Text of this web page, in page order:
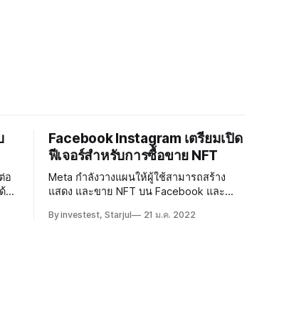
อ
Facebook Instagram เตรียมเปิด
ฟีเจอร์สำหรับการซื้อขาย NFT
Meta กำลังวางแผนให้ผู้ใช้สามารถสร้าง
แสดง และขาย NFT บน Facebook และ
By investest, Starjul 21 ม.ค. 2022